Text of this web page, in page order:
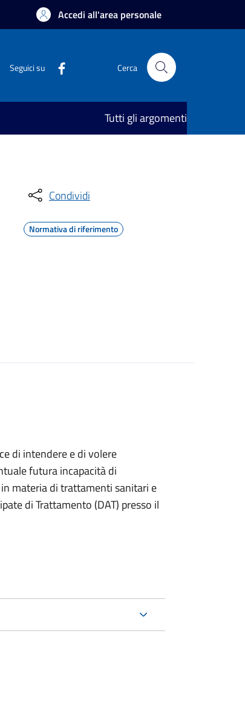
Accedi all'area personale
Seguici su Cerca
Tutti gli argomenti
Condividi
Normativa di riferimento
di intendere e di volere
futura incapacità di
materia di trattamenti sanitari e
di Trattamento (DAT) presso il